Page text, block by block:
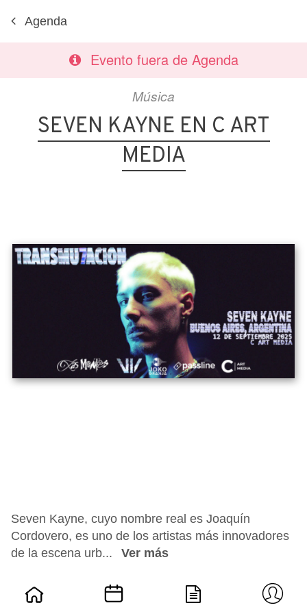
Agenda
Evento fuera de Agenda
Música
SEVEN KAYNE EN C ART
MEDIA
Seven Kayne, cuyo nombre real es Joaquín
Cordovero, es uno de los artistas más innovadores
de la escena urb...
Ver más